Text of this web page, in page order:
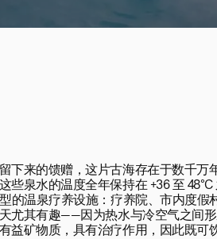
下来的馈赠，这片古海存在于数千
泉水的温度全年保持在 +36 至 48°C
的温泉疗养设施：疗养院、市内度假
尤其有趣——因为热水与冷空气之间形
益矿物质，具有治疗作用，因此既可